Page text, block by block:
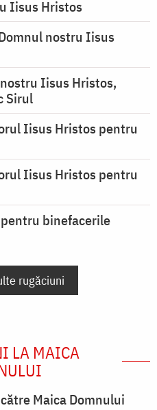
Iisus Hristos
nostru Iisus
Iisus Hristos,
Sirul
Iisus Hristos pentru
Iisus Hristos pentru
binefacerile
rugăciuni
LA MAICA
Maica Domnului